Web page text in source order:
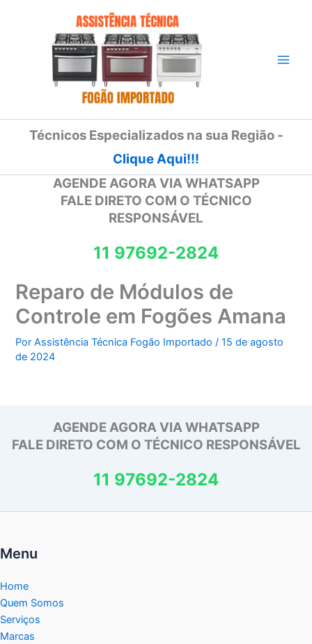
Técnicos Especializados na sua Região -
Clique Aqui!!!
AGENDE AGORA VIA WHATSAPP
FALE DIRETO COM O TÉCNICO
RESPONSÁVEL
11 97692-2824
Reparo de Módulos de
Controle em Fogões Amana
PorAssistência Técnica Fogão Importado/15 de agosto
de 2024
AGENDE AGORA VIA WHATSAPP
FALE DIRETO COM O TÉCNICO RESPONSÁVEL
11 97692-2824
Menu
Home
Quem Somos
Serviços
Marcas